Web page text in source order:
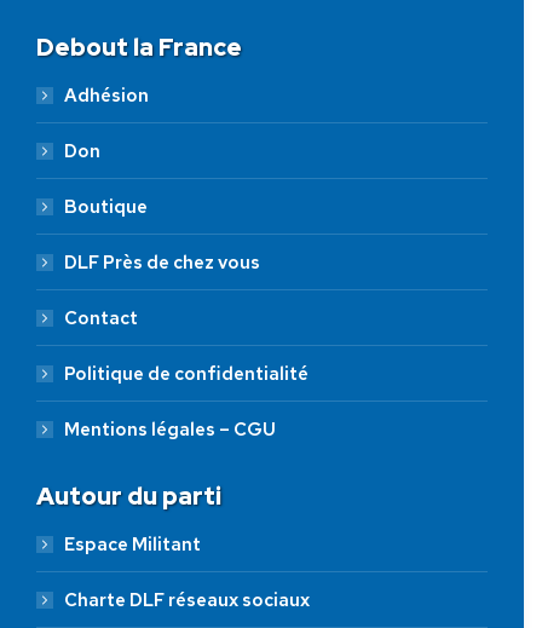
Debout la France
Adhésion
Don
Boutique
DLF Près de chez vous
Contact
Politique de confidentialité
Mentions légales – CGU
Autour du parti
Espace Militant
Charte DLF réseaux sociaux